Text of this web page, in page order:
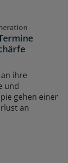
ihre
und
gehen einer
an